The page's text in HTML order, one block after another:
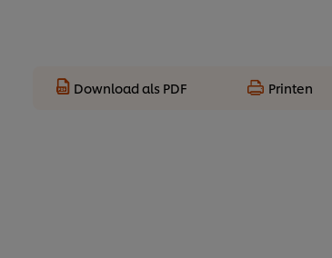
Download als PDF Printen